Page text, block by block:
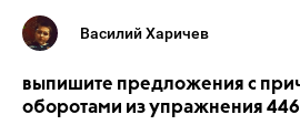
Василий Харичев
выпишите предложения с
оборотами из упражнения 446